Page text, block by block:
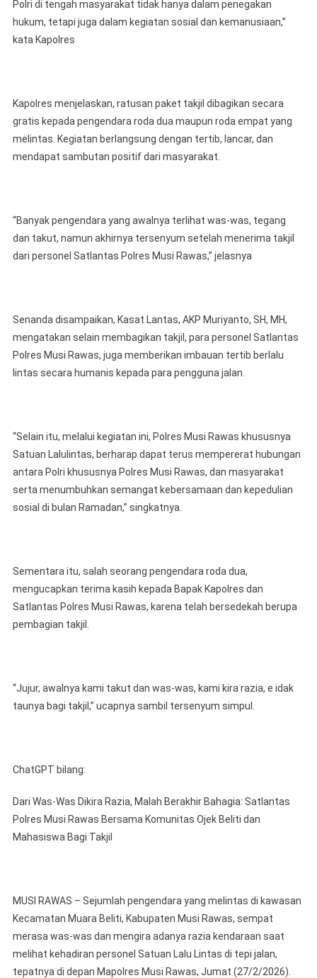
Polri di tengah masyarakat tidak hanya dalam penegakan
hukum, tetapi juga dalam kegiatan sosial dan kemanusiaan,”
kata Kapolres
Kapolres menjelaskan, ratusan paket takjil dibagikan secara
gratis kepada pengendara roda dua maupun roda empat yang
melintas. Kegiatan berlangsung dengan tertib, lancar, dan
mendapat sambutan positif dari masyarakat.
“Banyak pengendara yang awalnya terlihat was-was, tegang
dan takut, namun akhirnya tersenyum setelah menerima takjil
dari personel Satlantas Polres Musi Rawas,” jelasnya
Senanda disampaikan, Kasat Lantas, AKP Muriyanto, SH, MH,
mengatakan selain membagikan takjil, para personel Satlantas
Polres Musi Rawas, juga memberikan imbauan tertib berlalu
lintas secara humanis kepada para pengguna jalan.
“Selain itu, melalui kegiatan ini, Polres Musi Rawas khususnya
Satuan Lalulintas, berharap dapat terus mempererat hubungan
antara Polri khususnya Polres Musi Rawas, dan masyarakat
serta menumbuhkan semangat kebersamaan dan kepedulian
sosial di bulan Ramadan,” singkatnya.
Sementara itu, salah seorang pengendara roda dua,
mengucapkan terima kasih kepada Bapak Kapolres dan
Satlantas Polres Musi Rawas, karena telah bersedekah berupa
pembagian takjil.
“Jujur, awalnya kami takut dan was-was, kami kira razia, e idak
taunya bagi takjil,” ucapnya sambil tersenyum simpul.
ChatGPT bilang:
Dari Was-Was Dikira Razia, Malah Berakhir Bahagia: Satlantas
Polres Musi Rawas Bersama Komunitas Ojek Beliti dan
Mahasiswa Bagi Takjil
MUSI RAWAS – Sejumlah pengendara yang melintas di kawasan
Kecamatan Muara Beliti, Kabupaten Musi Rawas, sempat
merasa was-was dan mengira adanya razia kendaraan saat
melihat kehadiran personel Satuan Lalu Lintas di tepi jalan,
tepatnya di depan Mapolres Musi Rawas, Jumat (27/2/2026).